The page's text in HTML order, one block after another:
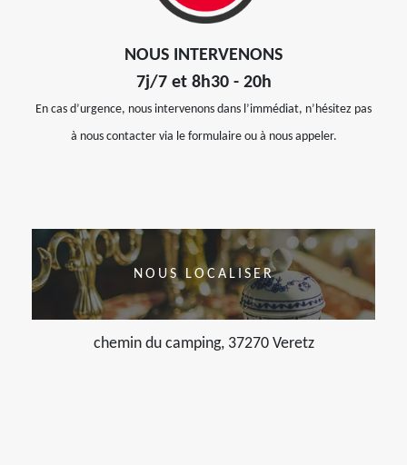
NOUS INTERVENONS
7j/7 et 8h30 - 20h
En cas d’urgence, nous intervenons dans l’immédiat, n’hésitez pas
à nous contacter via le formulaire ou à nous appeler.
NOUS LOCALISER
chemin du camping, 37270 Veretz